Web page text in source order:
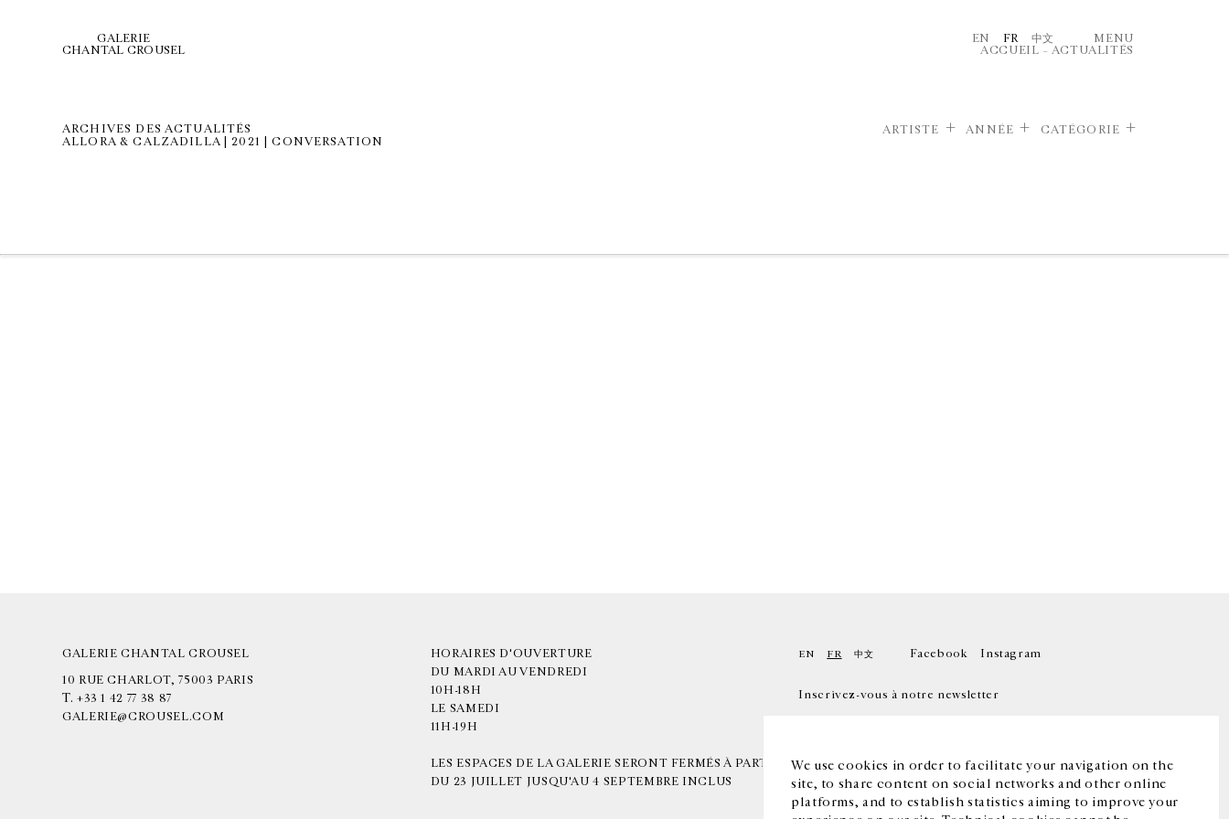
We use cookies in order to facilitate your navigation on the
site, to share content on social networks and other online
platforms, and to establish statistics aiming to improve your
GALERIE
CHANTAL CROUSEL
EN FR 中文
MENU
ACCUEIL – ACTUALITÉS
ARCHIVES DES ACTUALITÉS
ALLORA & CALZADILLA | 2021 | CONVERSATION
ARTISTE ANNÉE CATÉGORIE
GALERIE CHANTAL CROUSEL
10 RUE CHARLOT, 75003 PARIS
T. +33 1 42 77 38 87
GALERIE@CROUSEL.COM
HORAIRES D'OUVERTURE
DU MARDI AU VENDREDI
10H-18H
LE SAMEDI
11H-19H
LES ESPACES DE LA GALERIE SERONT FERMÉS À PARTIR
DU 23 JUILLET JUSQU'AU 4 SEPTEMBRE INCLUS
EN FR 中文 Facebook Instagram
Inscrivez-vous à notre newsletter